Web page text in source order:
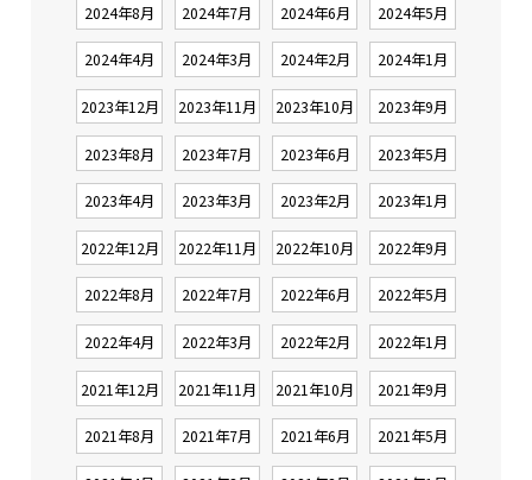
2024年8月 2024年7月 2024年6月 2024年5月
2024年4月 2024年3月 2024年2月 2024年1月
2023年12月 2023年11月 2023年10月 2023年9月
2023年8月 2023年7月 2023年6月 2023年5月
2023年4月 2023年3月 2023年2月 2023年1月
2022年12月 2022年11月 2022年10月 2022年9月
2022年8月 2022年7月 2022年6月 2022年5月
2022年4月 2022年3月 2022年2月 2022年1月
2021年12月 2021年11月 2021年10月 2021年9月
2021年8月 2021年7月 2021年6月 2021年5月